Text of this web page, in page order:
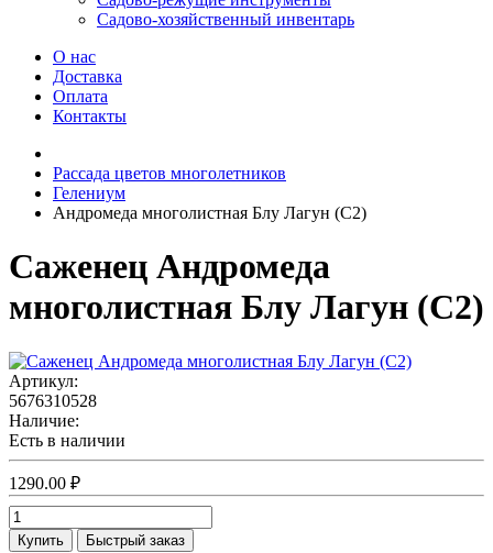
Садово-хозяйственный инвентарь
О нас
Доставка
Оплата
Контакты
Рассада цветов многолетников
Гелениум
Андромеда многолистная Блу Лагун (С2)
Саженец Андромеда
многолистная Блу Лагун (С2)
Артикул:
5676310528
Наличие:
Есть в наличии
1290.00 ₽
Купить Быстрый заказ